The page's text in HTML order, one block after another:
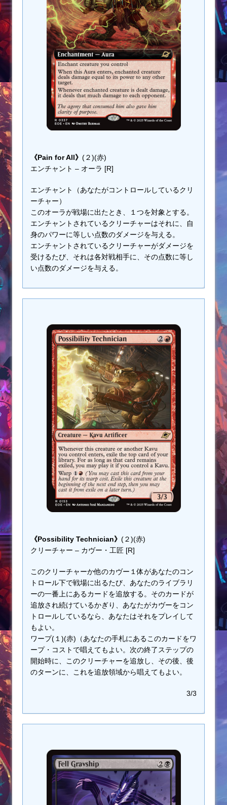
《Pain for All》 (２)(赤)
エンチャント – オーラ [R]
エンチャント（あなたがコントロールしているクリ
ーチャー）
このオーラが戦場に出たとき、１つを対象とする。
エンチャントされているクリーチャーはそれに、自
身のパワーに等しい点数のダメージを与える。
エンチャントされているクリーチャーがダメージを
受けるたび、それは各対戦相手に、その点数に等し
い点数のダメージを与える。
《Possibility Technician》 (２)(赤)
クリーチャー – カヴー・工匠 [R]
このクリーチャーか他のカヴー１体があなたのコン
トロール下で戦場に出るたび、あなたのライブラリ
ーの一番上にあるカードを追放する。そのカードが
追放され続けているかぎり、あなたがカヴーをコン
トロールしているなら、あなたはそれをプレイして
もよい。
ワープ(１)(赤)（あなたの手札にあるこのカードをワ
ープ・コストで唱えてもよい。次の終了ステップの
開始時に、このクリーチャーを追放し、その後、後
のターンに、これを追放領域から唱えてもよい。
3/3